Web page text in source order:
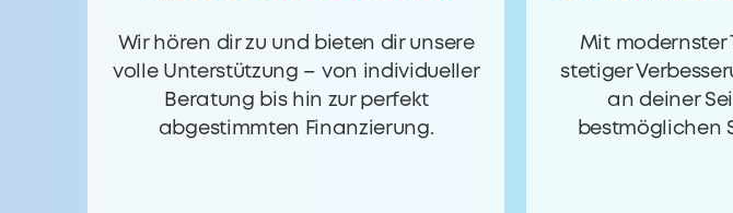
Wir hören dir zu und bieten dir unsere
volle Unterstützung – von individueller
Beratung bis hin zur perfekt
abgestimmten Finanzierung.
Mit modernster
stetiger
an deiner
bestmöglichen